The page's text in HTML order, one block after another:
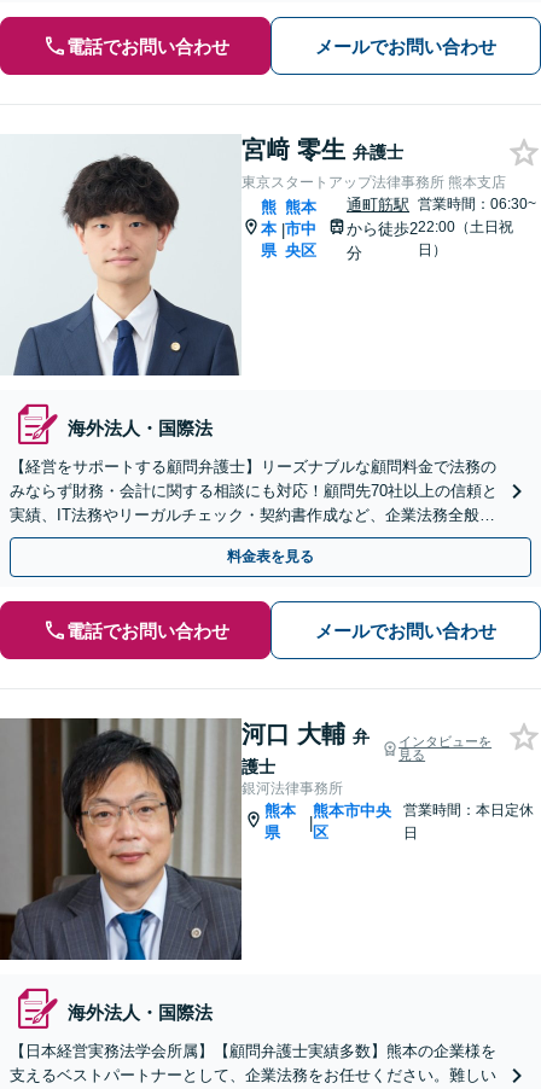
電話でお問い合わせ メールでお問い合わせ
宮﨑 零生 弁護士
東京スタートアップ法律事務所 熊本支店
熊
本
県
|
熊本
市中
央区
通町筋駅
から徒歩2
分
営業時間：06:30~
22:00（土日祝
日）
海外法人・国際法
【経営をサポートする顧問弁護士】リーズナブルな顧問料金で法務の
みならず財務・会計に関する相談にも対応！顧問先70社以上の信頼と
実績、IT法務やリーガルチェック・契約書作成など、企業法務全般に
ついてお気軽にご相談ください。
料金表を見る
電話でお問い合わせ メールでお問い合わせ
河口 大輔 弁
護士
インタビューを
見る
銀河法律事務所
熊本
県
|
熊本市中央
区
営業時間：本日定休
日
海外法人・国際法
【日本経営実務法学会所属】【顧問弁護士実績多数】熊本の企業様を
支えるベストパートナーとして、企業法務をお任せください。難しい